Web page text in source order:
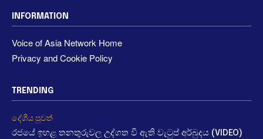
INFORMATION
Voice of Asia Network Home
Privacy and Cookie Policy
TRENDING
දේශීය පුවත්
රජයේ ඉහළ තනතුරුවල උද්ගත වී ඇති වැටුප් අර්බුදය (VIDEO)